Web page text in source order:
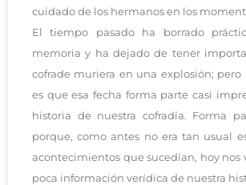
cuidado de los hermanos en los
El tiempo pasado ha borrado
memoria y ha dejado de tener
cofrade muriera en una explosión; pero
es que esa fecha forma parte casi
historia de nuestra cofradía. Forma
porque, como antes no era tan usual
acontecimientos que sucedían, hoy nos
poca información verídica de nuestra